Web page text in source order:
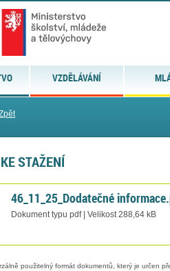
VZDĚLÁVÁNÍ
STAŽENÍ
46_11_25_Dodatečné
Dokument typu pdf | Velikost 288,64 kB
použitelný formát dokumentů, který je určen